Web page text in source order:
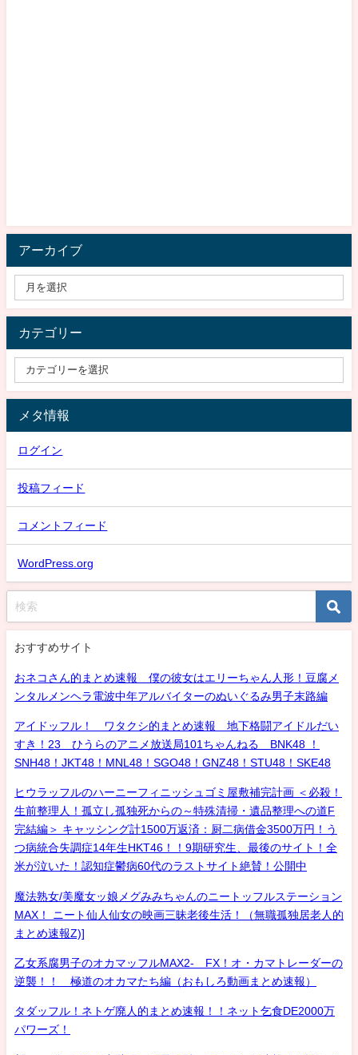
アーカイブ
カテゴリー
メタ情報
ログイン
投稿フィード
コメントフィード
WordPress.org
おすすめサイト
おネコさん的まとめ速報 僕の彼女はエリーちゃん人形！豆腐メ
ンタルメンヘラ電波中年アルバイターのぬいぐるみ男子末路編
アイドッフル！ ワタクシ的まとめ速報 地下格闘アイドルだい
すき！23 ひうらのアニメ放送局101ちゃんねる BNK48 ！
SNH48！JKT48！MNL48！SGO48！GNZ48！STU48！SKE48
ヒウラッフルのハーニーフィニッシュゴミ屋敷補完計画 ＜必殺！
生前整理人！孤立し孤独死からの～特殊清掃・遺品整理への道F
完結編＞ キャッシング計1500万返済：厨二病借金3500万円！う
つ病統合失調症14年生HKT46！！9期研究生、最後のサイト！全
米が泣いた！認知症鬱病60代のラストサイト絶賛！公開中
魔法熟女/美魔女ッ娘メグみみちゃんのニートッフルステーション
MAX！ ニート仙人仙女の映画三昧老後生活！（無職孤独居老人的
まとめ速報Z)]
乙女系腐男子のオカマッフルMAX2- FX！オ・カマトレーダーの
逆襲！！ 極道のオカマたち編（おもしろ動画まとめ速報）
タダッフル！ネトゲ廃人的まとめ速報！！ネット乞食DE2000万
パワーズ！